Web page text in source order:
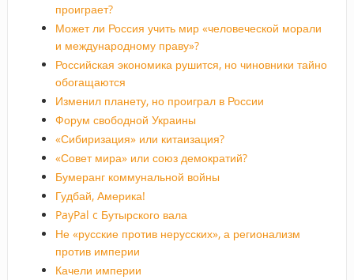
проиграет?
Может ли Россия учить мир «человеческой морали
и международному праву»?
Российская экономика рушится, но чиновники тайно
обогащаются
Изменил планету, но проиграл в России
Форум свободной Украины
«Сибиризация» или китаизация?
«Совет мира» или союз демократий?
Бумеранг коммунальной войны
Гудбай, Америка!
PayPal c Бутырского вала
Не «русские против нерусских», а регионализм
против империи
Качели империи